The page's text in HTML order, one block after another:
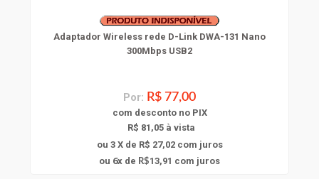
Adaptador Wireless rede D-Link DWA-131 Nano
300Mbps USB2
Por: R$ 77,00
com desconto no PIX
R$ 81,05 à vista
ou 3 X de R$ 27,02com juros
ou 6x de R$13,91 com juros